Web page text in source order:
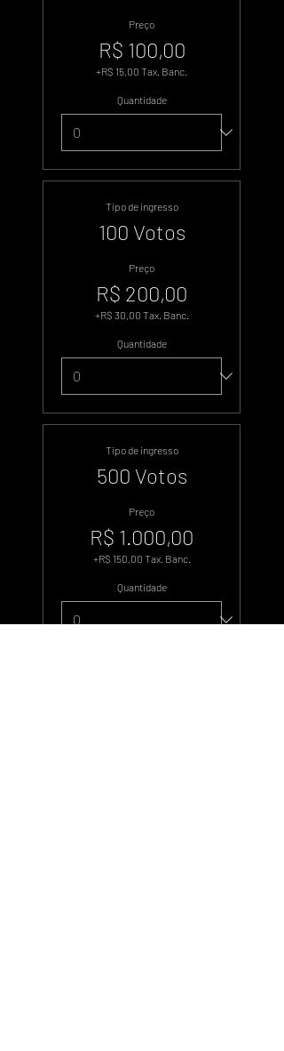
Preço
R$ 100,00
+R$ 15,00 Tax. Banc.
Quantidade
Tipo de ingresso
100 Votos
Preço
R$ 200,00
+R$ 30,00 Tax. Banc.
Quantidade
Tipo de ingresso
500 Votos
Preço
R$ 1.000,00
+R$ 150,00 Tax. Banc.
Quantidade